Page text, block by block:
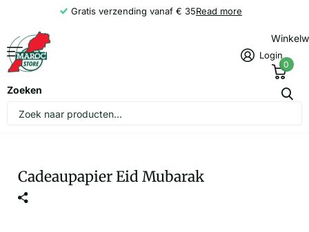
Gratis verzending vanaf € 35Read more
Zoeken
Login
0
Cadeaupapier Eid Mubarak